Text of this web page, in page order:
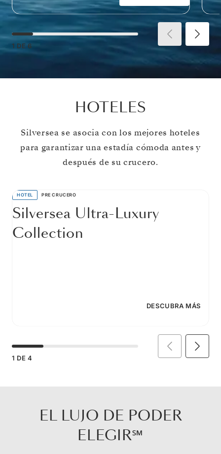
1 DE 6
HOTELES
Silversea se asocia con los mejores hoteles
para garantizar una estadía cómoda antes y
después de su crucero.
HOTEL PRE CRUCERO
Silversea Ultra-Luxury
Collection
DESCUBRA MÁS
1 DE 4
EL LUJO DE PODER
ELEGIR℠